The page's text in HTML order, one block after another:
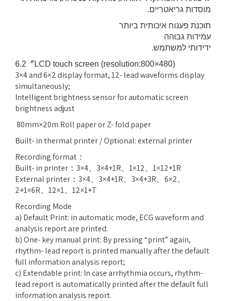
מוסדות גריאטריים.
תוכנת פענוח איכותית ביותר
עמידות גבוהה
ידידותי למשתמש.
6.2 〞 LCD touch screen (resolution:800×480)
3×4 and 6×2 display format, 12- lead waveforms display
simultaneously;
Intelligent brightness sensor for automatic screen
brightness adjust
80mm×20m Roll paper or Z- fold paper
Built- in thermal printer / Optional: external printer
Recording format ：
Built- in printer ： 3×4、 3×4+1R、 1×12、 1×12+1R
External printer ： 3×4、 3×4+1R、 3×4+3R、 6×2、
6×2+1R、 12×1、 12×1+T
Recording Mode
a) Default Print: in automatic mode, ECG waveform and
analysis report are printed.
b) One- key manual print: By pressing “print” again,
rhythm- lead report is printed manually after the default
full information analysis report;
c) Extendable print: In case arrhythmia occurs, rhythm-
lead report is automaticallyprinted after the default full
information analysis report.